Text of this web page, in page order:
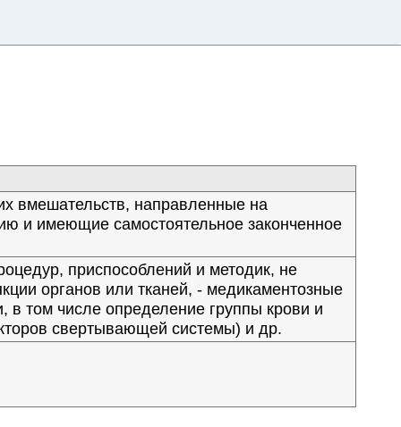
вмешательств, направленные на
и имеющие самостоятельное законченное
приспособлений и методик, не
органов или тканей, - медикаментозные
том числе определение группы крови и
свертывающей системы) и др.